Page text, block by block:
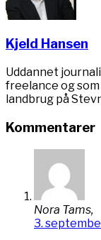
Kjeld Hansen
Uddannet
freelance og
landbrug på
Kommentarer
Nora Tams,
3.